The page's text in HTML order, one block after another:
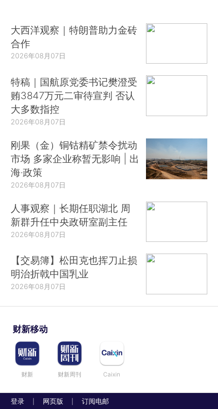
大西洋观察｜特朗普助力金砖
合作
2026年08月07日
特稿｜国航原党委书记樊澄受
贿3847万元二审待宣判 否认
大多数指控
2026年08月07日
刚果（金）铜钴精矿禁令扰动
市场 多家企业称暂无影响 | 出
海·政策
2026年08月07日
人事观察｜长期任职湖北 周
新群升任中央政研室副主任
2026年08月07日
【交易簿】松田克也挥刀止损
明治折戟中国乳业
2026年08月07日
财新移动
财新 财新周刊 Caixin
登录 网页版 订阅电邮